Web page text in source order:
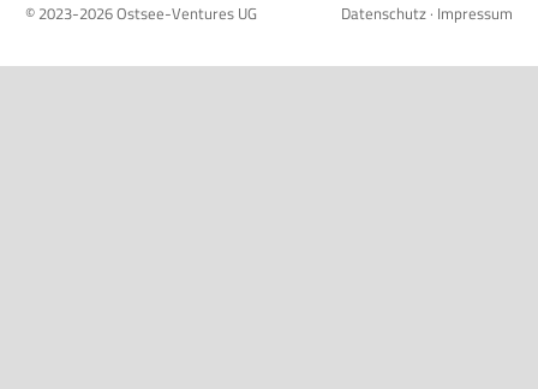
© 2023-2026Ostsee-Ventures UG Datenschutz · Impressum